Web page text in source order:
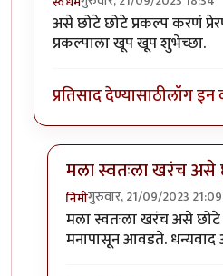
असे छोटे छोटे प्रकल्प करणं
प्रकल्पाला खूप खूप शुभेच्छा.
प्रतिसाद देण्यासाठीलॉग इन
मला स्वतःला खरंच असे
निमीगुरुवार, 21/09/2023 21:09
In reply toवा क्या बात हॅ
मला स्वतःला खरंच असे
मनापासून आवडते. धन्यवाद